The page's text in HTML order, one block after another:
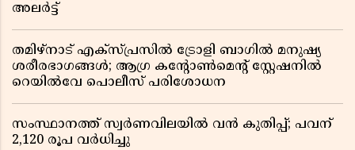
അലർട്ട്
തമിഴ്‌നാട് എക്സ്പ്രസിൽ ട്രോളി ബാഗിൽ മനുഷ്യ
ശരീരഭാഗങ്ങൾ; ആഗ്ര കൻ്റോൺമെൻ്റ് സ്റ്റേഷനിൽ
റെയിൽവേ പൊലീസ് പരിശോധന
സംസ്ഥാനത്ത് സ്വര്‍ണവിലയില്‍ വന്‍ കുതിപ്പ്; പവന്
2,120 രൂപ വര്‍ധിച്ചു